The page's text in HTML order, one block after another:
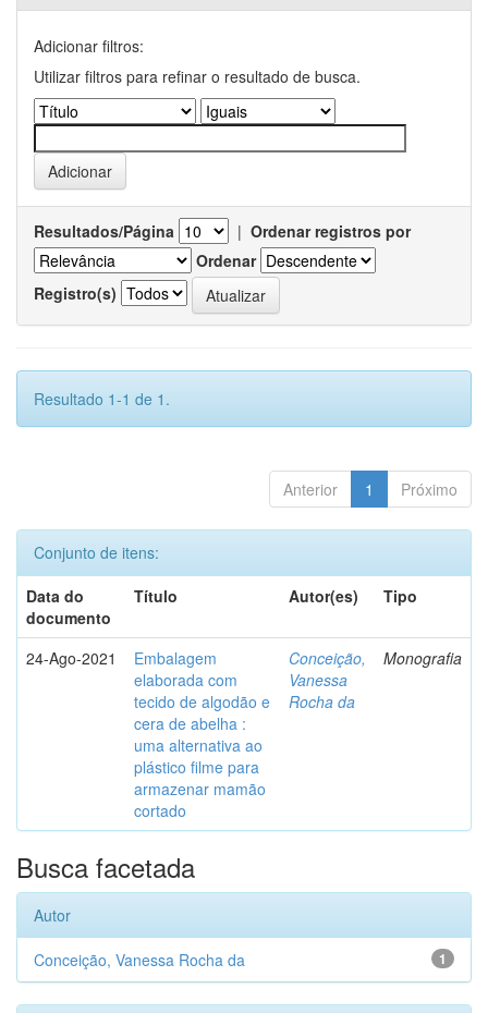
Adicionar filtros:
Utilizar filtros para refinar o resultado de busca.
Resultados/Página | Ordenar registros por
Ordenar
Registro(s)
Resultado 1-1 de 1.
Anterior 1 Próximo
Conjunto de itens:
Data do
documento
Título Autor(es) Tipo
24-Ago-2021
Embalagem
elaborada com
tecido de algodão e
cera de abelha :
uma alternativa ao
plástico filme para
armazenar mamão
cortado
Conceição,
Vanessa
Rocha da
Monografia
Busca facetada
Autor
1
Conceição, Vanessa Rocha da